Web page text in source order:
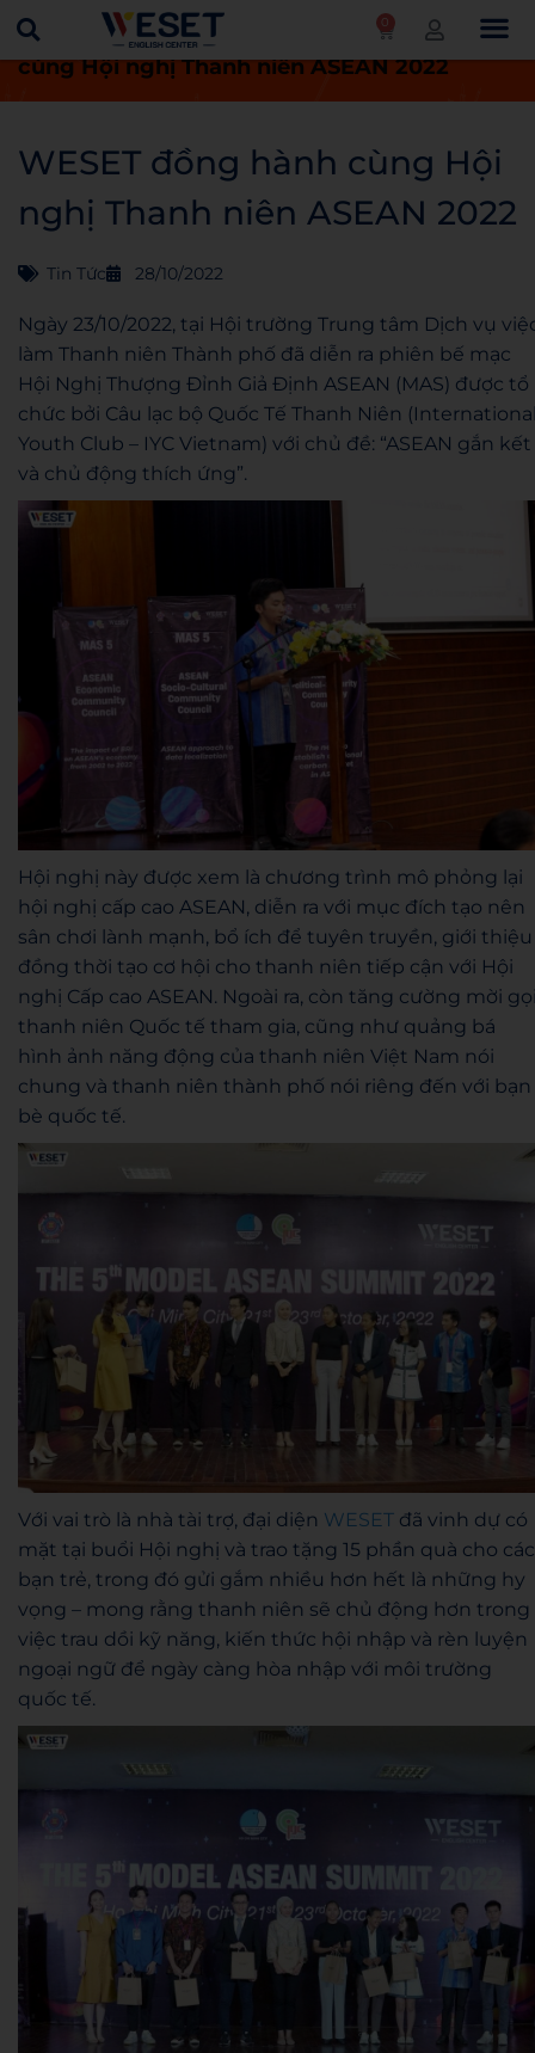
0
Trang chủ Tin tức
WESET đồng hành
cùng Hội nghị Thanh niên ASEAN 2022
WESET đồng hành cùng Hội
nghị Thanh niên ASEAN 2022
Tin Tức 28/10/2022
Ngày 23/10/2022, tại Hội trường Trung tâm Dịch vụ
làm Thanh niên Thành phố đã diễn ra phiên bế mạc
Hội Nghị Thượng Đỉnh Giả Định ASEAN (MAS) được tổ
chức bởi Câu lạc bộ Quốc Tế Thanh Niên
Youth Club – IYC Vietnam) với chủ đề: “ASEAN gắn kết
và chủ động thích ứng”.
Hội nghị này được xem là chương trình mô phỏng lại
hội nghị cấp cao ASEAN, diễn ra với mục đích tạo nên
sân chơi lành mạnh, bổ ích để tuyên truyền, giới thiệu
đồng thời tạo cơ hội cho thanh niên tiếp cận với Hội
nghị Cấp cao ASEAN. Ngoài ra, còn tăng cường mời
thanh niên Quốc tế tham gia, cũng như quảng bá
hình ảnh năng động của thanh niên Việt Nam nói
chung và thanh niên thành phố nói riêng đến với bạn
bè quốc tế.
Với vai trò là nhà tài trợ, đại diện WESET đã vinh dự có
mặt tại buổi Hội nghị và trao tặng 15 phần quà cho các
bạn trẻ, trong đó gửi gắm nhiều hơn hết là những hy
vọng – mong rằng thanh niên sẽ chủ động hơn trong
việc trau dồi kỹ năng, kiến thức hội nhập và rèn luyện
ngoại ngữ để ngày càng hòa nhập với môi trường
quốc tế.